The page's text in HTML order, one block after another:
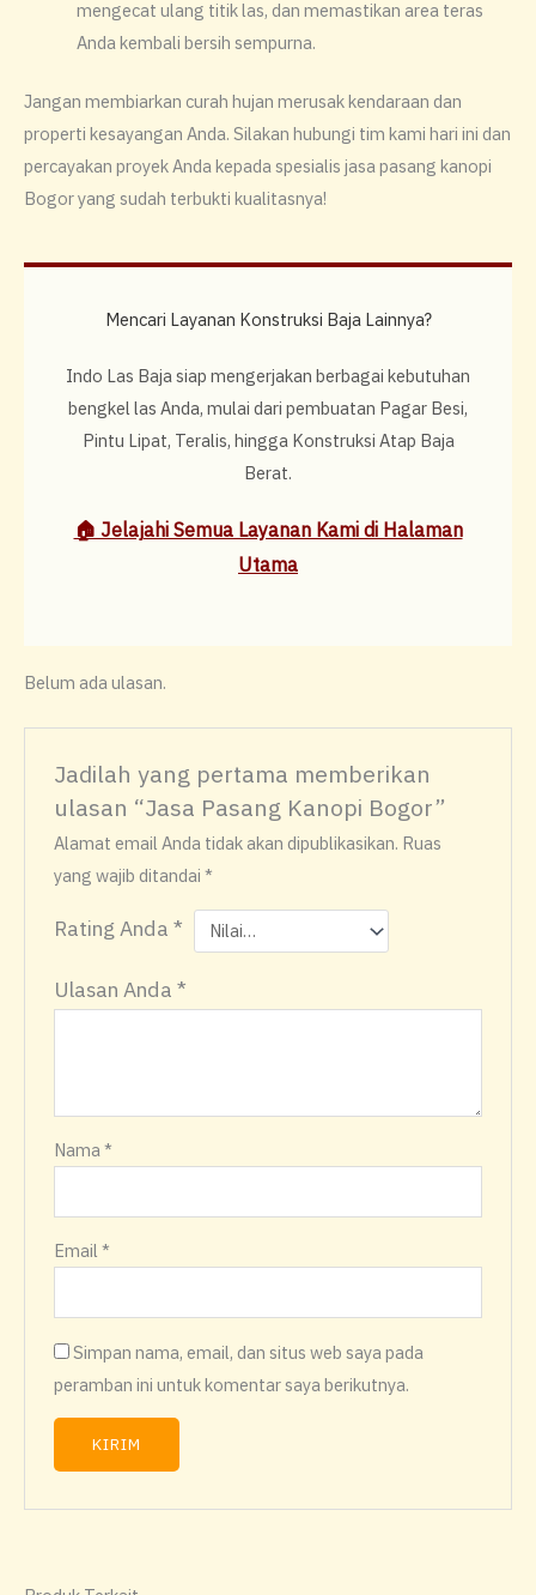
mengecat ulang titik las, dan memastikan area teras
Anda kembali bersih sempurna.
​Jangan membiarkan curah hujan merusak kendaraan dan
properti kesayangan Anda. Silakan hubungi tim kami hari ini dan
percayakan proyek Anda kepada spesialis jasa pasang kanopi
Bogor yang sudah terbukti kualitasnya!​
Mencari Layanan Konstruksi Baja Lainnya?
Indo Las Baja siap mengerjakan berbagai kebutuhan
bengkel las Anda, mulai dari pembuatan Pagar Besi,
Pintu Lipat, Teralis, hingga Konstruksi Atap Baja
Berat.
🏠 Jelajahi Semua Layanan Kami di Halaman
Utama
Belum ada ulasan.
Jadilah yang pertama memberikan
ulasan “Jasa Pasang Kanopi Bogor”
Alamat email Anda tidak akan dipublikasikan. Ruas
yang wajib ditandai*
Rating Anda*
Ulasan Anda*
Nama*
Email*
Simpan nama, email, dan situs web saya pada
peramban ini untuk komentar saya berikutnya.